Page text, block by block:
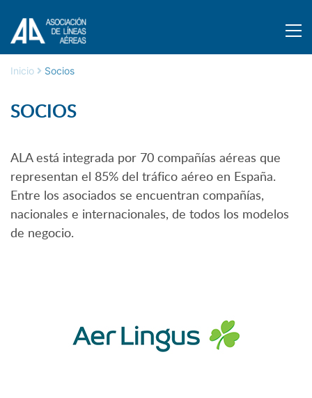
Inicio Socios
SOCIOS
ALA está integrada por 70 compañías aéreas que
representan el 85% del tráfico aéreo en España.
Entre los asociados se encuentran compañías,
nacionales e internacionales, de todos los modelos
de negocio.